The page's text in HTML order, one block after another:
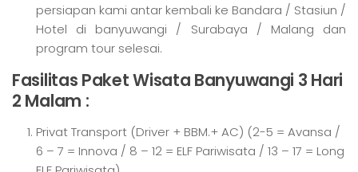
persiapan kami antar kembali ke Bandara / Stasiun /
Hotel di banyuwangi / Surabaya / Malang dan
program tour selesai.
Fasilitas Paket Wisata Banyuwangi 3 Hari
2 Malam :
Privat Transport (Driver + BBM.+ AC) (2-5 = Avansa /
6 – 7 = Innova / 8 – 12 = ELF Pariwisata / 13 – 17 = Long